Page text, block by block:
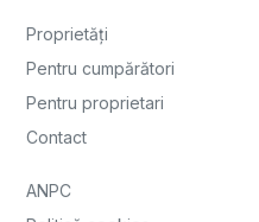
Proprietăți
Pentru cumpărători
Pentru proprietari
Contact
ANPC